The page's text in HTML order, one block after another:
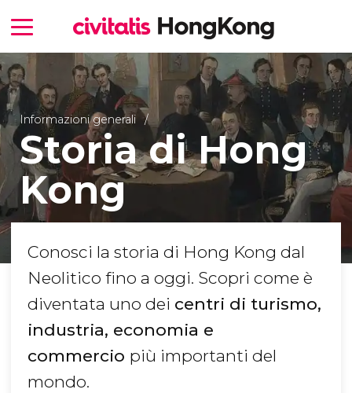
Informazioni generali
Storia di Hong
Kong
Conosci la storia di Hong Kong dal
Neolitico fino a oggi. Scopri come è
diventata uno dei centri di turismo,
industria, economia e
commercio più importanti del
mondo.